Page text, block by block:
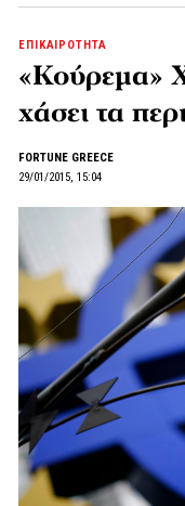
ΕΠΙΚΑΙΡΟΤΗΤΑ
«Κούρεμα»
χάσει τα
FORTUNE GREECE
29/01/2015, 15:04